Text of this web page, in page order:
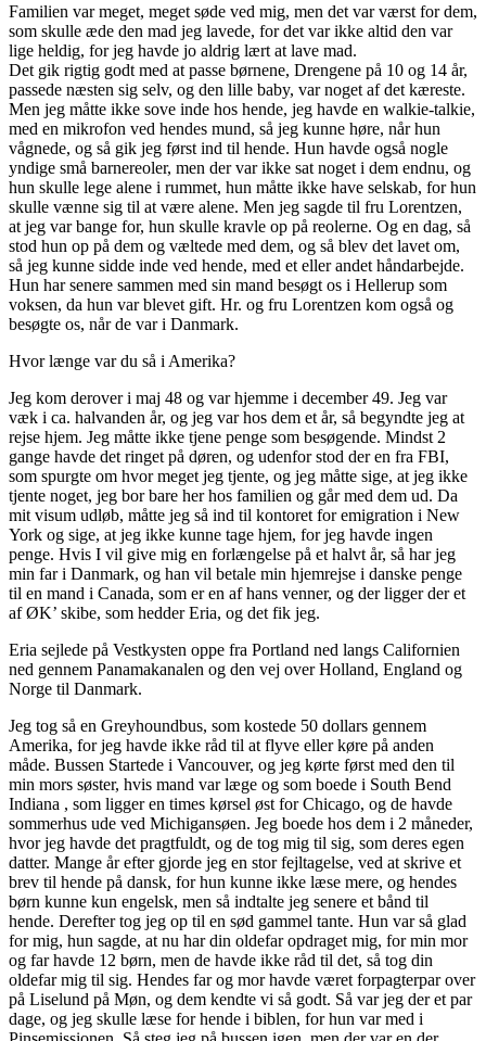
Familien var meget, meget søde ved mig, men det var værst for dem,
som skulle æde den mad jeg lavede, for det var ikke altid den var
lige heldig, for jeg havde jo aldrig lært at lave mad.
Det gik rigtig godt med at passe børnene, Drengene på 10 og 14 år,
passede næsten sig selv, og den lille baby, var noget af det kæreste.
Men jeg måtte ikke sove inde hos hende, jeg havde en walkie-talkie,
med en mikrofon ved hendes mund, så jeg kunne høre, når hun
vågnede, og så gik jeg først ind til hende. Hun havde også nogle
yndige små barnereoler, men der var ikke sat noget i dem endnu, og
hun skulle lege alene i rummet, hun måtte ikke have selskab, for hun
skulle vænne sig til at være alene. Men jeg sagde til fru Lorentzen,
at jeg var bange for, hun skulle kravle op på reolerne. Og en dag, så
stod hun op på dem og væltede med dem, og så blev det lavet om,
så jeg kunne sidde inde ved hende, med et eller andet håndarbejde.
Hun har senere sammen med sin mand besøgt os i Hellerup som
voksen, da hun var blevet gift. Hr. og fru Lorentzen kom også og
besøgte os, når de var i Danmark.
Hvor længe var du så i Amerika?
Jeg kom derover i maj 48 og var hjemme i december 49. Jeg var
væk i ca. halvanden år, og jeg var hos dem et år, så begyndte jeg at
rejse hjem. Jeg måtte ikke tjene penge som besøgende. Mindst 2
gange havde det ringet på døren, og udenfor stod der en fra FBI,
som spurgte om hvor meget jeg tjente, og jeg måtte sige, at jeg ikke
tjente noget, jeg bor bare her hos familien og går med dem ud. Da
mit visum udløb, måtte jeg så ind til kontoret for emigration i New
York og sige, at jeg ikke kunne tage hjem, for jeg havde ingen
penge. Hvis I vil give mig en forlængelse på et halvt år, så har jeg
min far i Danmark, og han vil betale min hjemrejse i danske penge
til en mand i Canada, som er en af hans venner, og der ligger der et
af ØK’ skibe, som hedder Eria, og det fik jeg.
Eria sejlede på Vestkysten oppe fra Portland ned langs Californien
ned gennem Panamakanalen og den vej over Holland, England og
Norge til Danmark.
Jeg tog så en Greyhoundbus, som kostede 50 dollars gennem
Amerika, for jeg havde ikke råd til at flyve eller køre på anden
måde. Bussen Startede i Vancouver, og jeg kørte først med den til
min mors søster, hvis mand var læge og som boede i South Bend
Indiana , som ligger en times kørsel øst for Chicago, og de havde
sommerhus ude ved Michigansøen. Jeg boede hos dem i 2 måneder,
hvor jeg havde det pragtfuldt, og de tog mig til sig, som deres egen
datter. Mange år efter gjorde jeg en stor fejltagelse, ved at skrive et
brev til hende på dansk, for hun kunne ikke læse mere, og hendes
børn kunne kun engelsk, men så indtalte jeg senere et bånd til
hende. Derefter tog jeg op til en sød gammel tante. Hun var så glad
for mig, hun sagde, at nu har din oldefar opdraget mig, for min mor
og far havde 12 børn, men de havde ikke råd til det, så tog din
oldefar mig til sig. Hendes far og mor havde været forpagterpar over
på Liselund på Møn, og dem kendte vi så godt. Så var jeg der et par
dage, og jeg skulle læse for hende i biblen, for hun var med i